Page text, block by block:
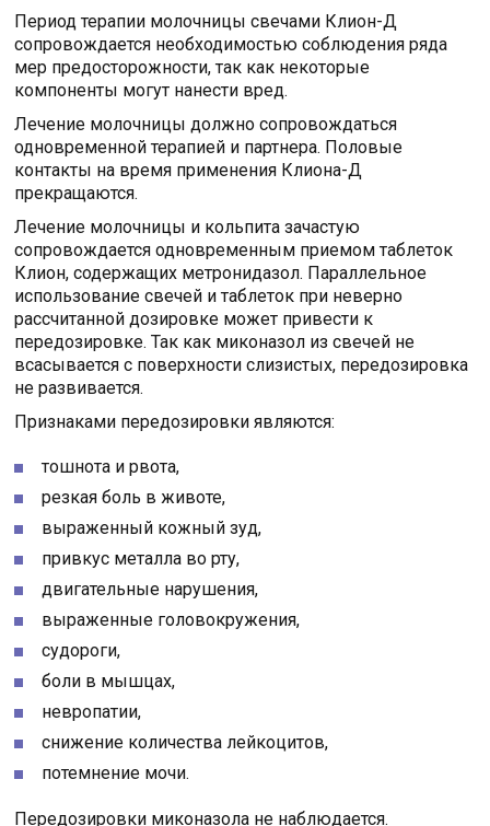
Период терапии молочницы свечами Клион-Д
сопровождается необходимостью соблюдения ряда
мер предосторожности, так как некоторые
компоненты могут нанести вред.
Лечение молочницы должно сопровождаться
одновременной терапией и партнера. Половые
контакты на время применения Клиона-Д
прекращаются.
Лечение молочницы и кольпита зачастую
сопровождается одновременным приемом таблеток
Клион, содержащих метронидазол. Параллельное
использование свечей и таблеток при неверно
рассчитанной дозировке может привести к
передозировке. Так как миконазол из свечей не
всасывается с поверхности слизистых, передозировка
не развивается.
Признаками передозировки являются:
тошнота и рвота,
резкая боль в животе,
выраженный кожный зуд,
привкус металла во рту,
двигательные нарушения,
выраженные головокружения,
судороги,
боли в мышцах,
невропатии,
снижение количества лейкоцитов,
потемнение мочи.
Передозировки миконазола не наблюдается.